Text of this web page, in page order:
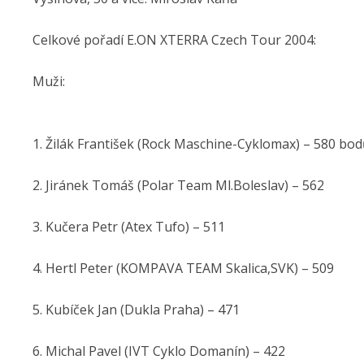
Celkové pořadí E.ON XTERRA Czech Tour 2004:
Muži:
1. Žilák František (Rock Maschine-Cyklomax) – 580
2. Jiránek Tomáš (Polar Team Ml.Boleslav) – 562
3. Kučera Petr (Atex Tufo) – 511
4. Hertl Peter (KOMPAVA TEAM Skalica,SVK) – 509
5. Kubíček Jan (Dukla Praha) – 471
6. Michal Pavel (IVT Cyklo Domanín) – 422